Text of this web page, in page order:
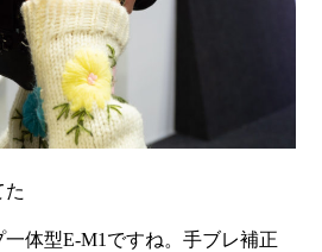
た
体型E-M1ですね。手ブレ補正